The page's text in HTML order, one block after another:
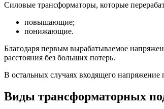
Силовые трансформаторы, которые
повышающие;
понижающие.
Благодаря первым вырабатываемое
расстояния без больших потерь.
В остальных случаях входящего
Виды трансформаторных